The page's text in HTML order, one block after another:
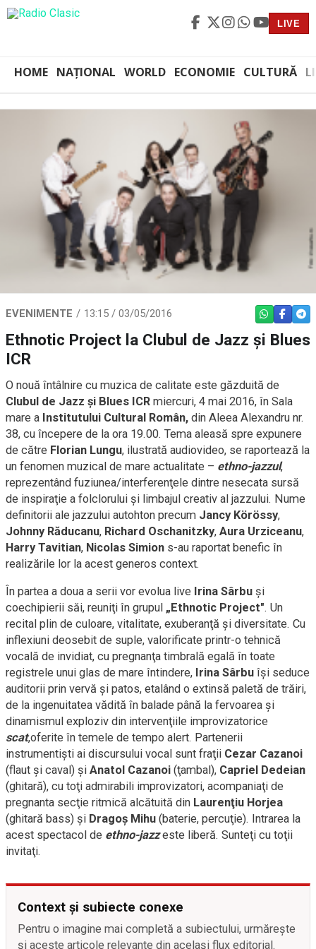
LIVE
HOME NAȚIONAL WORLD ECONOMIE CULTURĂ
EVENIMENTE 13:15 / 03/05/2016 WHATSAPP
Ethnotic Project la Clubul de Jazz și Blues
ICR
O nouă întâlnire cu muzica de calitate este găzduită de
Clubul de Jazz şi Blues ICR miercuri, 4 mai 2016, în Sala
mare a Institutului Cultural Român, din Aleea Alexandru nr.
38, cu începere de la ora 19.00. Tema aleasă spre expunere
de către Florian Lungu, ilustrată audiovideo, se raportează la
un fenomen muzical de mare actualitate – ethno-jazzul,
reprezentând fuziunea/interferenţele dintre nesecata sursă
de inspiraţie a folclorului și limbajul creativ al jazzului. Nume
definitorii ale jazzului autohton precum Jancy Körössy,
Johnny Răducanu, Richard Oschanitzky, Aura Urziceanu,
Harry Tavitian, Nicolas Simion s-au raportat benefic în
realizările lor la acest generos context.
În partea a doua a serii vor evolua live Irina Sârbu şi
coechipierii săi, reuniţi în grupul „Ethnotic Project". Un
recital plin de culoare, vitalitate, exuberanţă şi diversitate. Cu
inflexiuni deosebit de suple, valorificate printr-o tehnică
vocală de invidiat, cu pregnanţa timbrală egală în toate
registrele unui glas de mare întindere, Irina Sârbu îşi seduce
auditorii prin vervă şi patos, etalând o extinsă paletă de trăiri,
de la ingenuitatea vădită în balade până la fervoarea şi
dinamismul exploziv din intervenţiile improvizatorice
scat,oferite în temele de tempo alert. Partenerii
instrumentişti ai discursului vocal sunt fraţii Cezar Cazanoi
(flaut şi caval) şi Anatol Cazanoi (ţambal), Capriel Dedeian
(ghitară), cu toţi admirabili improvizatori, acompaniaţi de
pregnanta secţie ritmică alcătuită din Laurenţiu Horjea
(ghitară bass) şi Dragoş Mihu (baterie, percuţie). Intrarea la
acest spectacol de ethno-jazzeste liberă. Sunteţi cu toţii
invitaţi.
Context și subiecte conexe
Pentru o imagine mai completă a subiectului, urmărește
și aceste articole relevante din același flux editorial.